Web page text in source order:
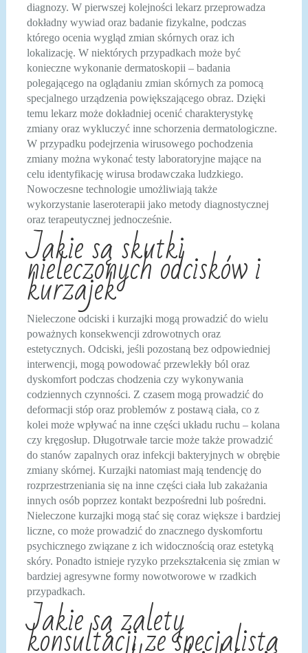
diagnozy. W pierwszej kolejności lekarz przeprowadza
dokładny wywiad oraz badanie fizykalne, podczas
którego ocenia wygląd zmian skórnych oraz ich
lokalizację. W niektórych przypadkach może być
konieczne wykonanie dermatoskopii – badania
polegającego na oglądaniu zmian skórnych za pomocą
specjalnego urządzenia powiększającego obraz. Dzięki
temu lekarz może dokładniej ocenić charakterystykę
zmiany oraz wykluczyć inne schorzenia dermatologiczne.
W przypadku podejrzenia wirusowego pochodzenia
zmiany można wykonać testy laboratoryjne mające na
celu identyfikację wirusa brodawczaka ludzkiego.
Nowoczesne technologie umożliwiają także
wykorzystanie laseroterapii jako metody diagnostycznej
oraz terapeutycznej jednocześnie.
Jakie są skutki
nieleczonych odcisków i
kurzajek
Nieleczone odciski i kurzajki mogą prowadzić do wielu
poważnych konsekwencji zdrowotnych oraz
estetycznych. Odciski, jeśli pozostaną bez odpowiedniej
interwencji, mogą powodować przewlekły ból oraz
dyskomfort podczas chodzenia czy wykonywania
codziennych czynności. Z czasem mogą prowadzić do
deformacji stóp oraz problemów z postawą ciała, co z
kolei może wpływać na inne części układu ruchu – kolana
czy kręgosłup. Długotrwałe tarcie może także prowadzić
do stanów zapalnych oraz infekcji bakteryjnych w obrębie
zmiany skórnej. Kurzajki natomiast mają tendencję do
rozprzestrzeniania się na inne części ciała lub zakażania
innych osób poprzez kontakt bezpośredni lub pośredni.
Nieleczone kurzajki mogą stać się coraz większe i bardziej
liczne, co może prowadzić do znacznego dyskomfortu
psychicznego związane z ich widocznością oraz estetyką
skóry. Ponadto istnieje ryzyko przekształcenia się zmian w
bardziej agresywne formy nowotworowe w rzadkich
przypadkach.
Jakie są zalety
konsultacji ze specjalistą